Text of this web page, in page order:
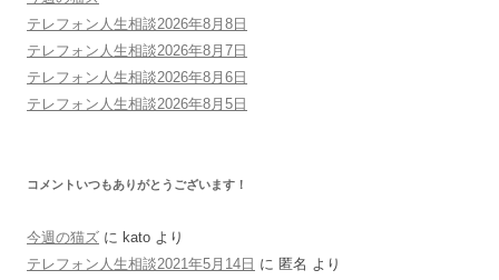
テレフォン人生相談2026年8月8日
テレフォン人生相談2026年8月7日
テレフォン人生相談2026年8月6日
テレフォン人生相談2026年8月5日
コメントいつもありがとうございます！
今週の猫ズ に kato より
テレフォン人生相談2021年5月14日 に 匿名 より